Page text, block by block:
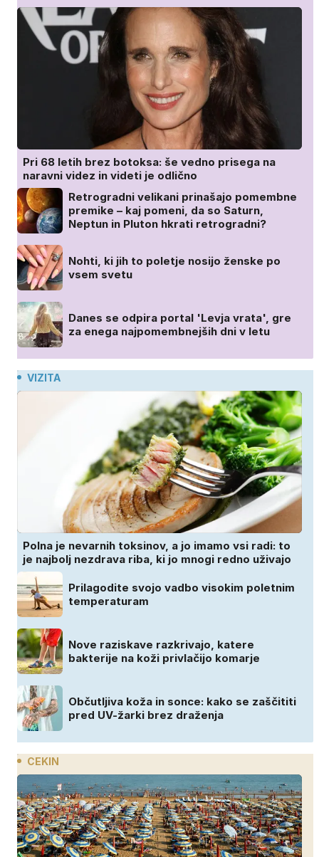
Pri 68 letih brez botoksa: še vedno prisega na
naravni videz in videti je odlično
Retrogradni velikani prinašajo pomembne
premike – kaj pomeni, da so Saturn,
Neptun in Pluton hkrati retrogradni?
Nohti, ki jih to poletje nosijo ženske po
vsem svetu
Danes se odpira portal 'Levja vrata', gre
za enega najpomembnejših dni v letu
VIZITA
Polna je nevarnih toksinov, a jo imamo vsi radi: to
je najbolj nezdrava riba, ki jo mnogi redno uživajo
Prilagodite svojo vadbo visokim poletnim
temperaturam
Nove raziskave razkrivajo, katere
bakterije na koži privlačijo komarje
Občutljiva koža in sonce: kako se zaščititi
pred UV-žarki brez draženja
CEKIN